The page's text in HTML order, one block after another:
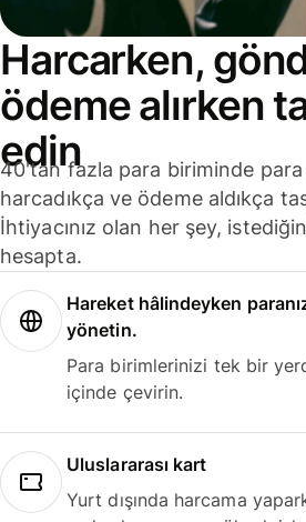
Harcarken,
ödeme alırken
edin
40'tan fazla para biriminde
harcadıkça ve ödeme aldıkça
İhtiyacınız olan her şey,
hesapta.
Hareket hâlindeyken
yönetin.
Para birimlerinizi tek bir
içinde çevirin.
Uluslararası kart
Yurt dışında harcama